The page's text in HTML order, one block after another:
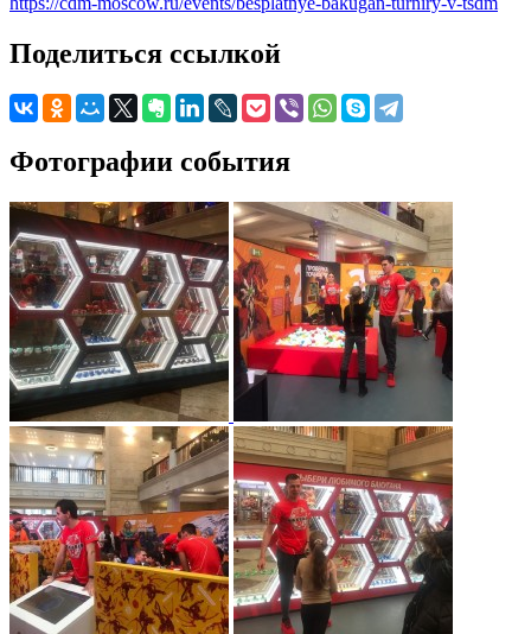
Поделиться ссылкой
Фотографии события